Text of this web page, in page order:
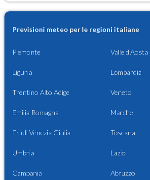
Previsioni meteo per le regioni italiane
Piemonte Valle d'Aosta
Liguria Lombardia
Trentino Alto Adige Veneto
Emilia Romagna Marche
Friuli Venezia Giulia Toscana
Umbria Lazio
Campania Abruzzo